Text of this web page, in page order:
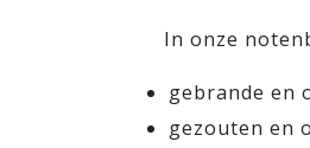
In onze
gebrande en
gezouten en